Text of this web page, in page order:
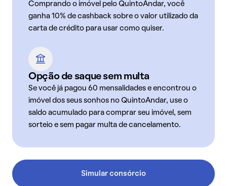
Comprando o imóvel pelo QuintoAndar, você
ganha 10% de cashback sobre o valor utilizado da
carta de crédito para usar como quiser.
Opção de saque sem multa
Se você já pagou 60 mensalidades e encontrou o
imóvel dos seus sonhos no QuintoAndar, use o
saldo acumulado para comprar seu imóvel, sem
sorteio e sem pagar multa de cancelamento.
Simular consórcio